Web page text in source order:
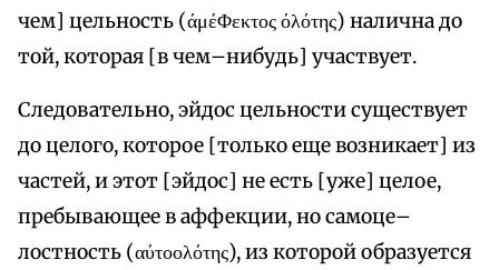
чем] цельность (άμέΦεκτος όλότης) налична до
той, которая [в чем–нибудь] участвует.
Следовательно, эйдос цельности существует
до целого, которое [только еще возникает] из
частей, и этот [эйдос] не есть [уже] целое,
пребывающее в аффекции, но самоце–
лостность (αύτοολότης), из которой образуется